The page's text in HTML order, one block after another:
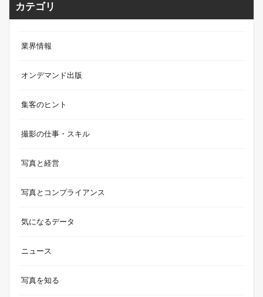
カテゴリ
業界情報
オンデマンド出版
集客のヒント
撮影の仕事・スキル
写真と経営
写真とコンプライアンス
気になるデータ
ニュース
写真を知る